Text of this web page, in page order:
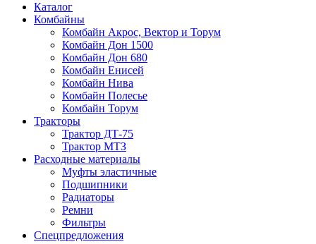
Каталог
Комбайны
Комбайн Акрос, Вектор и Торум
Комбайн Дон 1500
Комбайн Дон 680
Комбайн Енисей
Комбайн Нива
Комбайн Полесье
Комбайн Торум
Тракторы
Трактор ДТ-75
Трактор МТЗ
Расходные материалы
Муфты эластичные
Подшипники
Радиаторы
Ремни
Фильтры
Спецпредложения